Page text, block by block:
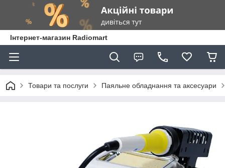
Інтернет-магазин Radiomart
Товари та послуги Паяльне обладнання та аксесуари